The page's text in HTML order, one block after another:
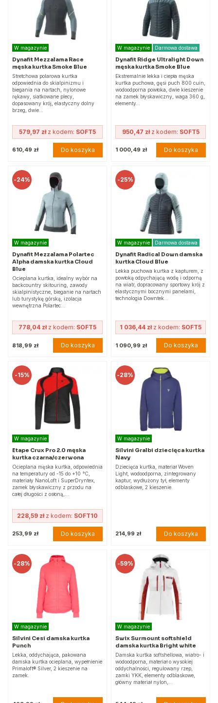
W magazynie
Dynafit Mezzalama Race
męska kurtka Smoke Blue
Stretchowa polarowa kurtka
odpowiednia do skialpinizmu i
biegania na nartach, nylonowe
rękawy, siatkowane plecy,
dopasowany krój, elastyczny dolny
brzeg, dwie…
579,97 złz kodem: SOFT5
610,49 zł Do koszyka
W magazynie Darmowa dostawa
Dynafit Ridge Ultralight Down
męska kurtka Smoke Blue
Ekstremalnie lekka i ciepła męska
kurtka puchowa, gęsi puch 800 cuin,
wodoodporna powłoka, dwie kieszenie
na zamek błyskawiczny, waga 360 g,
elementy…
950,47 złz kodem: SOFT5
1 000,49 zł Do koszyka
-24%
W magazynie
Dynafit Mezzalama Polartec
Alpha damska kurtka Cloud
Blue
Ocieplana kurtka, idealny wybór na
backcountry skitouring, zawody
skialpinistyczne, bieganie na nartach
lub turystykę górską, izolacja
wewnętrzna Polartec…
778,04 złz kodem: SOFT5
818,99 zł Do koszyka
-25%
W magazynie Darmowa dostawa
Dynafit Radical Down damska
kurtka Cloud Blue
Lekka puchowa kurtka z kapturem, z
powłoką odpychającą wodę i odporną
na wiatr, dopracowany sportowy krój z
elastycznymi bocznymi panelami,
technologia Downtek…
1 036,44 złz kodem: SOFT5
1 090,99 zł Do koszyka
-15%
W magazynie
Etape Crux Pro 2.0 męska
kurtka czarna/czerwona
Ocieplana męska kurtka, odpowiednia
na temperatury od -15 do +10 °C,
materiały NanoLoft i SuperDryntex,
zamek błyskawiczny z przodu na
całej długości z osłoną,…
228,59 złz kodem: SOFT10
253,99 zł Do koszyka
-28%
W magazynie
Silvini Gralbi dziecięca kurtka
Navy
Dziecięca kurtka, materiał Woven
Light, wodoodporna, zintegrowany
kaptur, wydłużony tył, elementy
odblaskowe, 2 kieszenie.
214,99 zł Do koszyka
-28%
W magazynie
Silvini Cesi damska kurtka
Punch
Lekka, oddychająca, pakowana
damska kurtka ocieplana, wypełnienie
Primaloft® Silver, 2 kieszenie na
zamek.
-59%
W magazynie
Swix Surmount softshield
damska kurtka Bright white
Damska kurtka softshellowa, wiatro- i
wodoodporna, materiał o wysokiej
oddychalności, regulowany rzep,
zamki YKK, elementy odblaskowe,
główny materiał nylon,…